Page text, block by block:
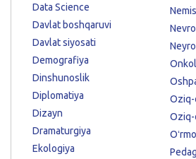
Data Science
Davlat boshqaruvi
Davlat siyosati
Demografiya
Dinshunoslik
Diplomatiya
Dizayn
Dramaturgiya
Ekologiya
Oziq-